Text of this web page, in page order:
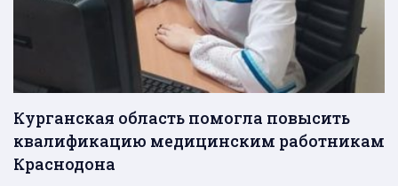
Курганская область помогла повысить
квалификацию медицинским работникам
Краснодона